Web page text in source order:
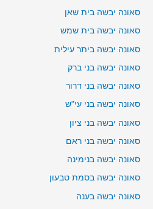
סאונה יבשה בית שאן
סאונה יבשה בית שמש
סאונה יבשה ביתר עילית
סאונה יבשה בני ברק
סאונה יבשה בני דרור
סאונה יבשה בני עי"ש
סאונה יבשה בני ציון
סאונה יבשה בני ראם
סאונה יבשה בנימינה
סאונה יבשה בסמת טבעון
סאונה יבשה בענה